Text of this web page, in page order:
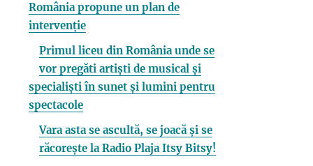
România propune un plan de
intervenție
Primul liceu din România unde se
vor pregăti artiști de musical și
specialiști în sunet și lumini pentru
spectacole
Vara asta se ascultă, se joacă și se
răcorește la Radio Plaja Itsy Bitsy!